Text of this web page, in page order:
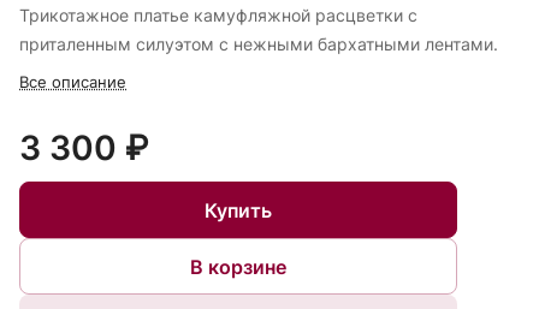
Трикотажное платье камуфляжной расцветки с
приталенным силуэтом с нежными бархатными лентами.
Все описание
3 300 ₽
Купить
В корзине